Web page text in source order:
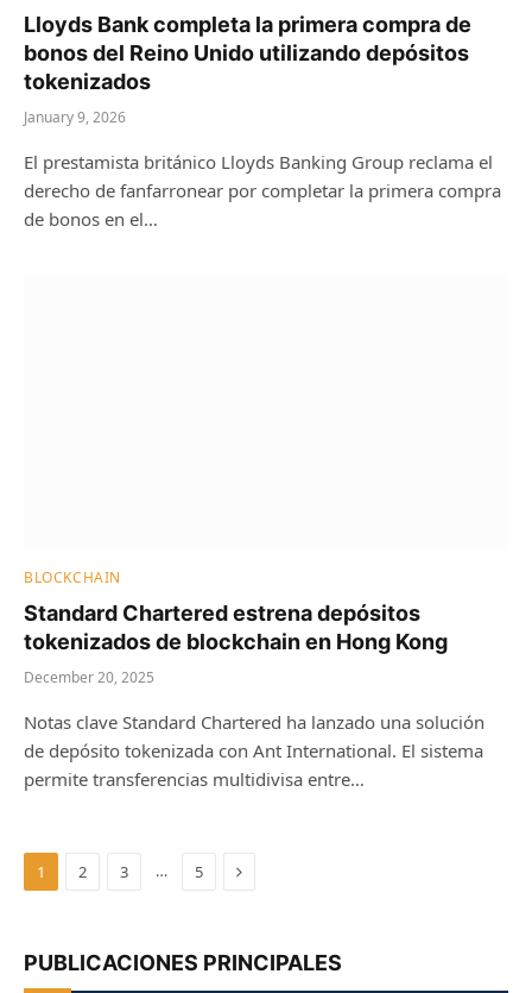
Lloyds Bank completa la primera compra de
bonos del Reino Unido utilizando depósitos
tokenizados
January 9, 2026
El prestamista británico Lloyds Banking Group reclama el
derecho de fanfarronear por completar la primera compra
de bonos en el…
BLOCKCHAIN
Standard Chartered estrena depósitos
tokenizados de blockchain en Hong Kong
December 20, 2025
Notas clave Standard Chartered ha lanzado una solución
de depósito tokenizada con Ant International. El sistema
permite transferencias multidivisa entre…
1 2 3 … 5 Next
PUBLICACIONES PRINCIPALES